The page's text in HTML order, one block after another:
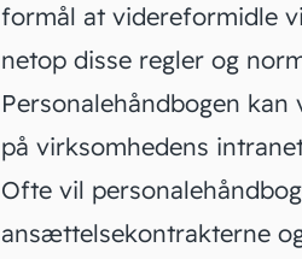
formål at videreformidle
netop disse regler og
Personalehåndbogen
på virksomhedens
Ofte vil
ansættelsekontrakterne